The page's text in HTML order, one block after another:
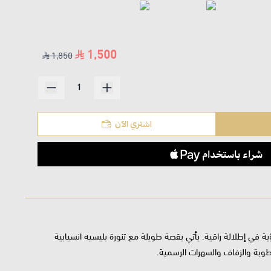
1,500
1,850
اشتري الآن
في إطلالة راقية. يأتي بقصة طويلة مع تنورة بليسيه انسيابية
والزفاف والسهرات الرسمية.